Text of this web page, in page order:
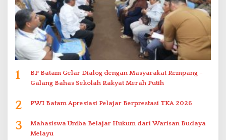
1
BP Batam Gelar Dialog dengan Masyarakat Rempang –
Galang Bahas Sekolah Rakyat Merah Putih
2 PWI Batam Apresiasi Pelajar Berprestasi TKA 2026
3
Mahasiswa Uniba Belajar Hukum dari Warisan Budaya
Melayu